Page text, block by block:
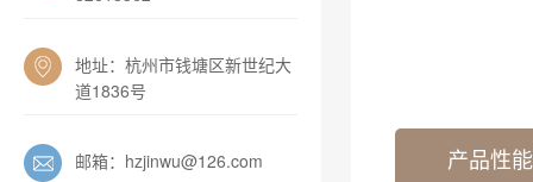
地址：杭州市钱塘区新世纪大
道1836号
邮箱：hzjinwu@126.com 产品性能